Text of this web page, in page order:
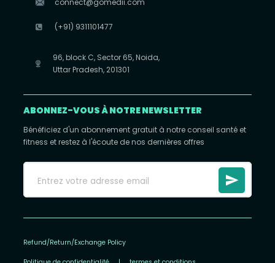
connect@gomedii.com
(+91) 9311101477
96, block C, Sector 65, Noida,
Uttar Pradesh, 201301
ABONNEZ-VOUS À NOTRE NEWSLETTER
Bénéficiez d'un abonnement gratuit à notre conseil santé et
fitness et restez à l'écoute de nos dernières offres
Refund/Return/Exchange Policy